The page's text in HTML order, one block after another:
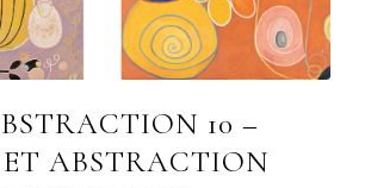
10 –
ET ABSTRACTION